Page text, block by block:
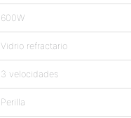
600W
Vidrio refractario
3 velocidades
Perilla